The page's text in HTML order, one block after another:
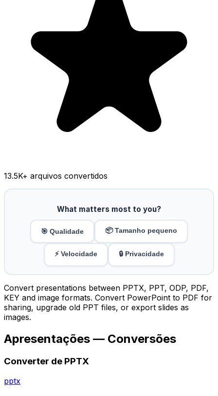
13.5K+ arquivos convertidos
What matters most to you?
🎯 Qualidade 📦 Tamanho pequeno
⚡ Velocidade 🔒 Privacidade
Convert presentations between PPTX, PPT, ODP, PDF,
KEY and image formats. Convert PowerPoint to PDF for
sharing, upgrade old PPT files, or export slides as
images.
Apresentações — Conversões
Converter de PPTX
pptx